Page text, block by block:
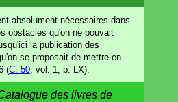
absolument nécessaires dans
obstacles qu'on ne pouvait
la publication des
se proposait de mettre en
(C. 50 , vol. 1, p. LX).
des livres de